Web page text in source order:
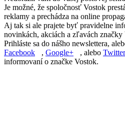
Je možné, že spoločnosť Vostok
reklamy a prechádza na online
Aj tak si ale prajete byť pravidelne
novinkách, akciách a zľavách značky
Prihláste sa do nášho newslettera,
Facebook
, Google+ , alebo Twitter
informovaní o značke Vostok.